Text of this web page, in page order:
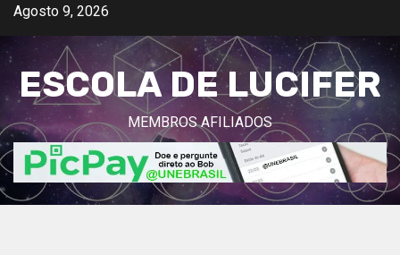
Avançar
o
conteúdo
Agosto 9, 2026
ESCOLA DE LUCIFER
MEMBROS AFILIADOS